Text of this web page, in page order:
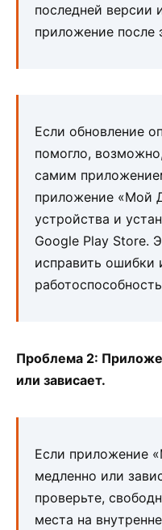
последней версии
приложение после
Если обновление
помогло,
самим
приложение «Мой
устройства и
Google Play Store.
исправить ошибки
Проблема 2:
или зависает.
Если приложение
медленно или
проверьте,
места на